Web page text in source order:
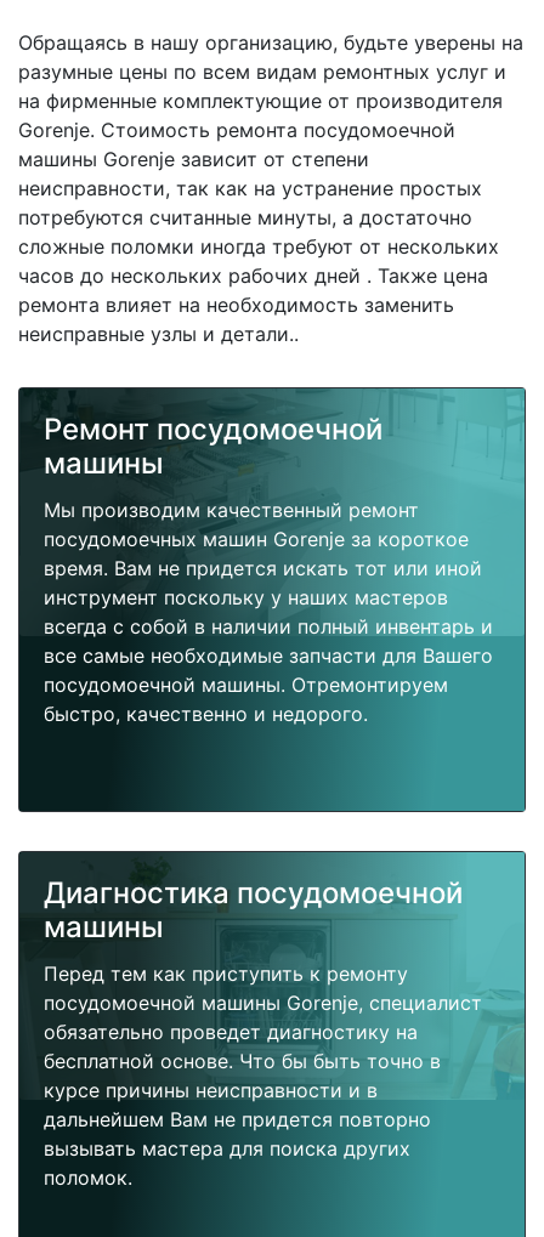
Обращаясь в нашу организацию, будьте уверены на
разумные цены по всем видам ремонтных услуг и
на фирменные комплектующие от производителя
Gorenje. Стоимость ремонта посудомоечной
машины Gorenje зависит от степени
неисправности, так как на устранение простых
потребуются считанные минуты, а достаточно
сложные поломки иногда требуют от нескольких
часов до нескольких рабочих дней . Также цена
ремонта влияет на необходимость заменить
неисправные узлы и детали..
Ремонт посудомоечной
машины
Мы производим качественный ремонт
посудомоечных машин Gorenje за короткое
время. Вам не придется искать тот или иной
инструмент поскольку у наших мастеров
всегда с собой в наличии полный инвентарь и
все самые необходимые запчасти для Вашего
посудомоечной машины. Отремонтируем
быстро, качественно и недорого.
Диагностика посудомоечной
машины
Перед тем как приступить к ремонту
посудомоечной машины Gorenje, специалист
обязательно проведет диагностику на
бесплатной основе. Что бы быть точно в
курсе причины неисправности и в
дальнейшем Вам не придется повторно
вызывать мастера для поиска других
поломок.